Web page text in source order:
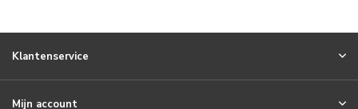
Klantenservice
Mijn account